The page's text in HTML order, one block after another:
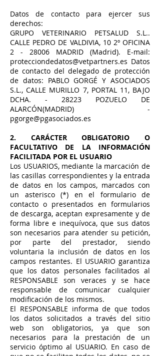
Datos de contacto para ejercer sus
derechos:
GRUPO VETERINARIO PETSALUD S.L..
CALLE PEDRO DE VALDIVIA, 10 2º OFICINA
2 - 28006 MADRID (Madrid). E-mail:
protecciondedatos@vetpartners.es Datos
de contacto del delegado de protección
de datos: PABLO GORGÉ Y ASOCIADOS
S.L., CALLE MURILLO 7, PORTAL 11, BAJO
DCHA. - 28223 POZUELO DE
ALARCÓN(MADRID) -
pgorge@pgasociados.es
2. CARÁCTER OBLIGATORIO O
FACULTATIVO DE LA INFORMACIÓN
FACILITADA POR EL USUARIO
Los USUARIOS, mediante la marcación de
las casillas correspondientes y la entrada
de datos en los campos, marcados con
un asterisco (*) en el formulario de
contacto o presentados en formularios
de descarga, aceptan expresamente y de
forma libre e inequívoca, que sus datos
son necesarios para atender su petición,
por parte del prestador, siendo
voluntaria la inclusión de datos en los
campos restantes. El USUARIO garantiza
que los datos personales facilitados al
RESPONSABLE son veraces y se hace
responsable de comunicar cualquier
modificación de los mismos.
El RESPONSABLE informa de que todos
los datos solicitados a través del sitio
web son obligatorios, ya que son
necesarios para la prestación de un
servicio óptimo al USUARIO. En caso de